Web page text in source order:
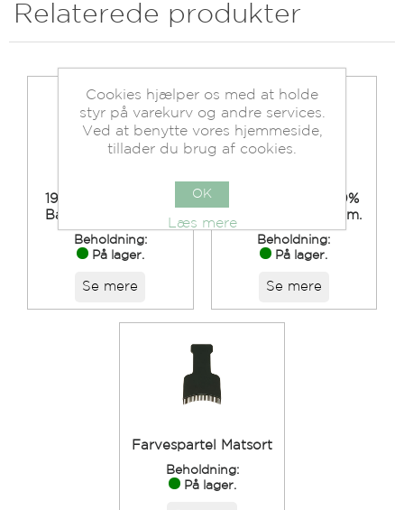
Relaterede produkter
1922 Shaving Brush
Barber Kost 21 mm.
Beholdning:
På lager.
Se mere
Barberkost af 100%
Svinebørster 18 mm.
Beholdning:
På lager.
Se mere
Farvespartel Matsort
Beholdning:
På lager.
Cookies hjælper os med at holde
styr på varekurv og andre services.
Ved at benytte vores hjemmeside,
tillader du brug af cookies.
OK
Læs mere